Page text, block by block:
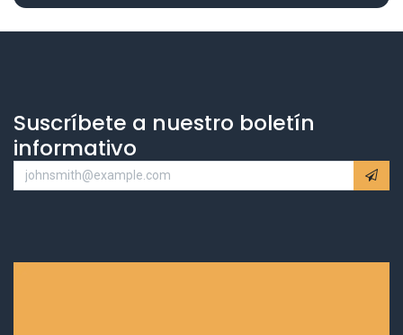
Suscríbete a nuestro boletín
informativo